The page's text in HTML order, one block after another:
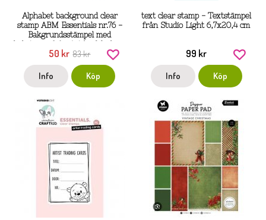
Alphabet background clear
stamp ABM Essentials nr.76 -
Bakgrundsstämpel med
Studio Light A6
50 kr 83 kr
Info Köp
text clear stamp - Textstämpel
från Studio Light 6,7x20,4 cm
99 kr
Info Köp